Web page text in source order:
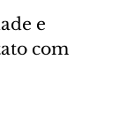
e
com